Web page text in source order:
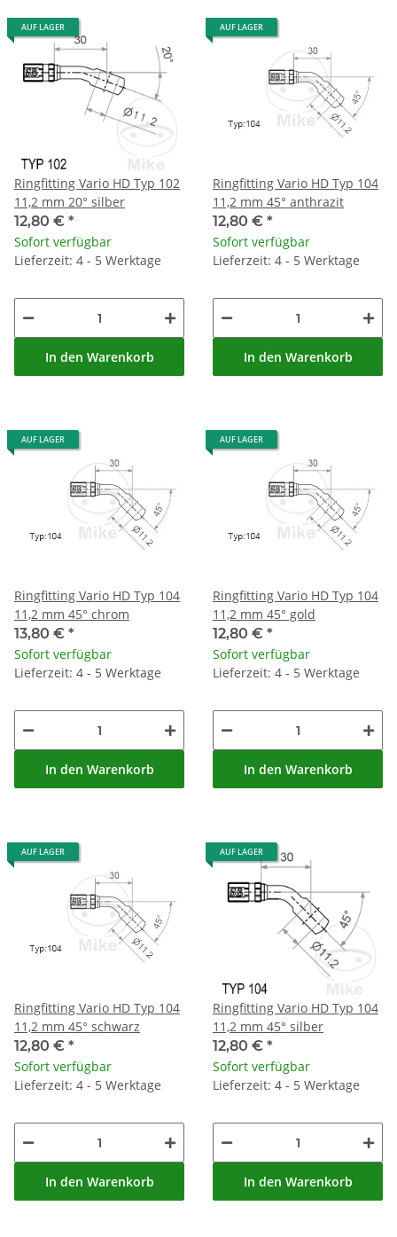
AUF LAGER
Ringfitting Vario HD Typ 102
11,2 mm 20° silber
12,80 € *
Sofort verfügbar
Lieferzeit: 4 - 5 Werktage
In den Warenkorb
AUF LAGER
Ringfitting Vario HD Typ 104
11,2 mm 45° anthrazit
12,80 € *
Sofort verfügbar
Lieferzeit: 4 - 5 Werktage
In den Warenkorb
AUF LAGER
Ringfitting Vario HD Typ 104
11,2 mm 45° chrom
13,80 € *
Sofort verfügbar
Lieferzeit: 4 - 5 Werktage
In den Warenkorb
AUF LAGER
Ringfitting Vario HD Typ 104
11,2 mm 45° gold
12,80 € *
Sofort verfügbar
Lieferzeit: 4 - 5 Werktage
In den Warenkorb
AUF LAGER
Ringfitting Vario HD Typ 104
11,2 mm 45° schwarz
12,80 € *
Sofort verfügbar
Lieferzeit: 4 - 5 Werktage
In den Warenkorb
AUF LAGER
Ringfitting Vario HD Typ 104
11,2 mm 45° silber
12,80 € *
Sofort verfügbar
Lieferzeit: 4 - 5 Werktage
In den Warenkorb